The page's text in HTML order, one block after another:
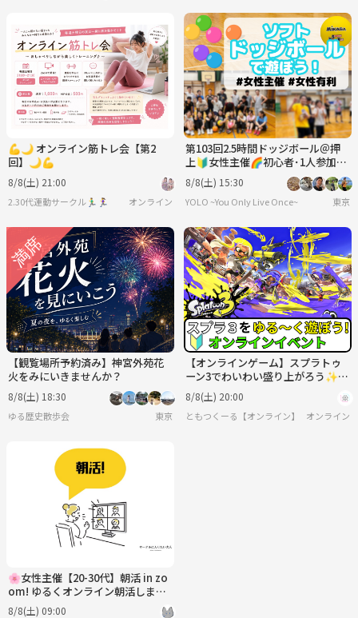
💪🌙 オンライン筋トレ会【第2
回】🌙💪
8/8(土) 21:00
2.30代運動サークル🏃‍♂️🏃‍♀️ オンライン
第103回2.5時間ドッジボール＠押
上🔰女性主催🌈初心者･1人参加歓
迎│国際交流🉑
8/8(土) 15:30
YOLO ~You Only Live Once~ 東京
【観覧場所予約済み】神宮外苑花
火をみにいきませんか？
8/8(土) 18:30
ゆる歴史散歩会 東京
【オンラインゲーム】スプラトゥ
ーン3でわいわい盛り上がろう✨
【🔰ゲーム初心者歓迎】
8/8(土) 20:00
ともつくーる【オンライン】 オンライン
🌸女性主催【20-30代】朝活 in zo
om! ゆるくオンライン朝活しませ
んか？
8/8(土) 09:00